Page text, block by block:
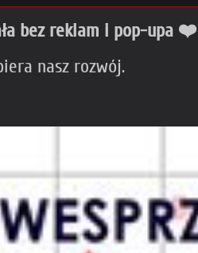
bez reklam i pop-upa ❤️
nasz rozwój.